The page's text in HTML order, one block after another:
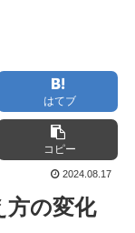
はてブ
コピー
2024.08.17
方の変化